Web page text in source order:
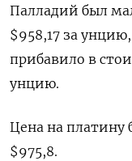
Палладий был
$958,17​​ за
прибавило в
унцию.
Цена на платину
$975,8.